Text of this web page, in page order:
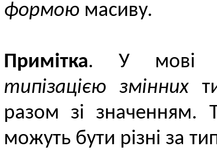
формою масиву.
Примітка. У мові
типізацією змінних
разом зі значенням.
можуть бути різні за